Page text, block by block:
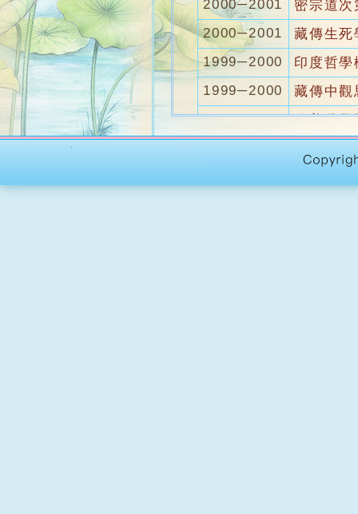
2000─2001
密宗道
2000─2001
藏傳生死
1999─2000
印度哲
1999─2000
藏傳中觀
1998─1999
歐美佛學